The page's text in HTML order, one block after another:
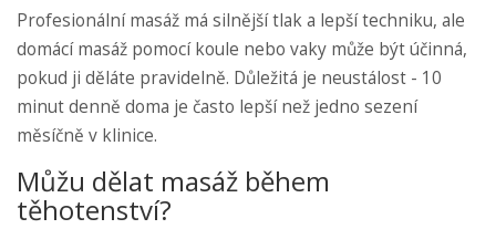
Profesionální masáž má silnější tlak a lepší techniku, ale
domácí masáž pomocí koule nebo vaky může být účinná,
pokud ji děláte pravidelně. Důležitá je neustálost - 10
minut denně doma je často lepší než jedno sezení
měsíčně v klinice.
Můžu dělat masáž během
těhotenství?